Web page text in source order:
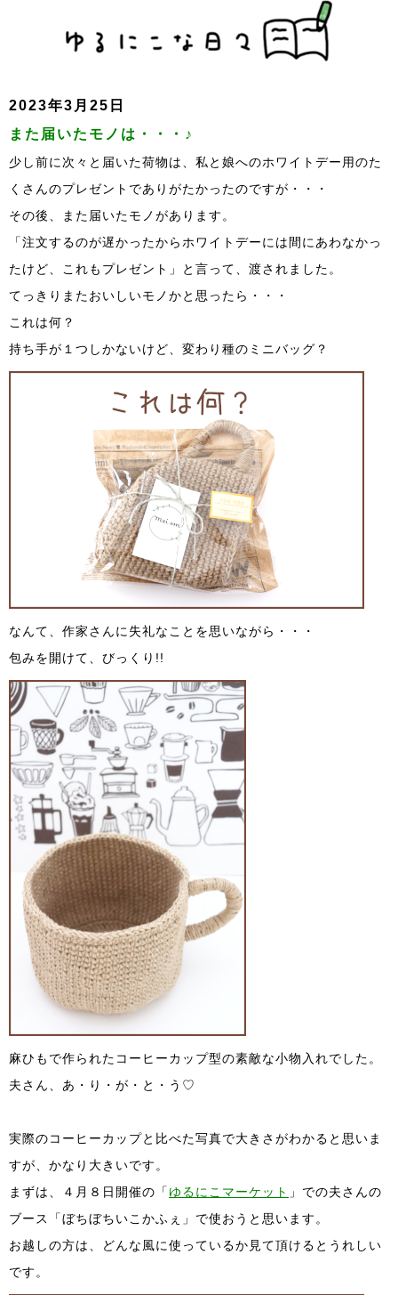
2023年3月25日
また届いたモノは・・・♪
少し前に次々と届いた荷物は、私と娘へのホワイトデー用のた
くさんのプレゼントでありがたかったのですが・・・
その後、また届いたモノがあります。
「注文するのが遅かったからホワイトデーには間にあわなかっ
たけど、これもプレゼント」と言って、渡されました。
てっきりまたおいしいモノかと思ったら・・・
これは何？
持ち手が１つしかないけど、変わり種のミニバッグ？
なんて、作家さんに失礼なことを思いながら・・・
包みを開けて、びっくり!!
麻ひもで作られたコーヒーカップ型の素敵な小物入れでした。
夫さん、あ・り・が・と・う♡
実際のコーヒーカップと比べた写真で大きさがわかると思いま
すが、かなり大きいです。
まずは、４月８日開催の「 ゆるにこマーケット 」での夫さんの
ブース「ぼちぼちいこかふぇ」で使おうと思います。
お越しの方は、どんな風に使っているか見て頂けるとうれしい
です。